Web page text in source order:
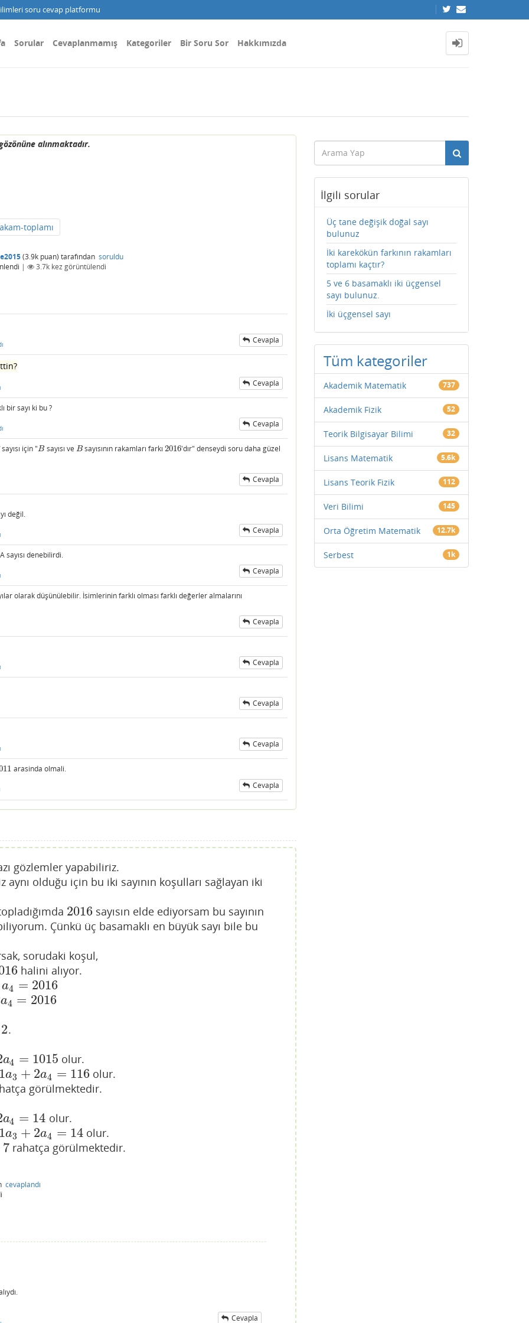
soru cevap platformu
Sorular Cevaplanmamış Kategoriler Bir Soru Sor Hakkımızda
alınmaktadır.
toplamı
(3.9k puan) tarafından soruldu
| 3.7k kez görüntülendi
Cevapla
Cevapla
bir sayı ki bu ?
Cevapla
sayısı için "B
B sayısı ve B
Bsayısının rakamları farkı 2016
2016'dır" denseydi soru daha güzel
Cevapla
değil.
Cevapla
sayısı denebilirdi.
Cevapla
olarak düşünülebilir. İsimlerinin farklı olması farklı değerler almalarını
Cevapla
Cevapla
Cevapla
Cevapla
arasinda olmali.
Cevapla
gözlemler yapabiliriz.
olduğu için bu iki sayının koşulları sağlayan iki
2016
2016 sayısın elde ediyorsam bu sayının
Çünkü üç basamaklı en büyük sayı bile bu
sorudaki koşul,
halini alıyor.
a4 = 2016
a4 = 2016
2
2.
a4 = 1015 olur.
a3 + 2a4 = 116
a3+2a 4=116
olur.
görülmektedir.
a4 = 14 olur.
a3 + 2a4 = 14
a3+2a 4=14
olur.
7 rahatça görülmektedir.
cevaplandı
Cevapla
İlgili sorular
Üç tane değişik doğal sayı
bulunuz
İki karekökün farkının rakamları
toplamı kaçtır?
5 ve 6 basamaklı iki üçgensel
sayı bulunuz.
İki üçgensel sayı
Tüm kategoriler
Akademik Matematik 737
Akademik Fizik 52
Teorik Bilgisayar Bilimi 32
Lisans Matematik 5.6k
Lisans Teorik Fizik 112
Veri Bilimi 145
Orta Öğretim Matematik 12.7k
Serbest 1k